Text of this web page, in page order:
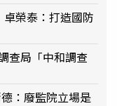
榮泰：打造國防
查局「中和調查
：廢監院立場是